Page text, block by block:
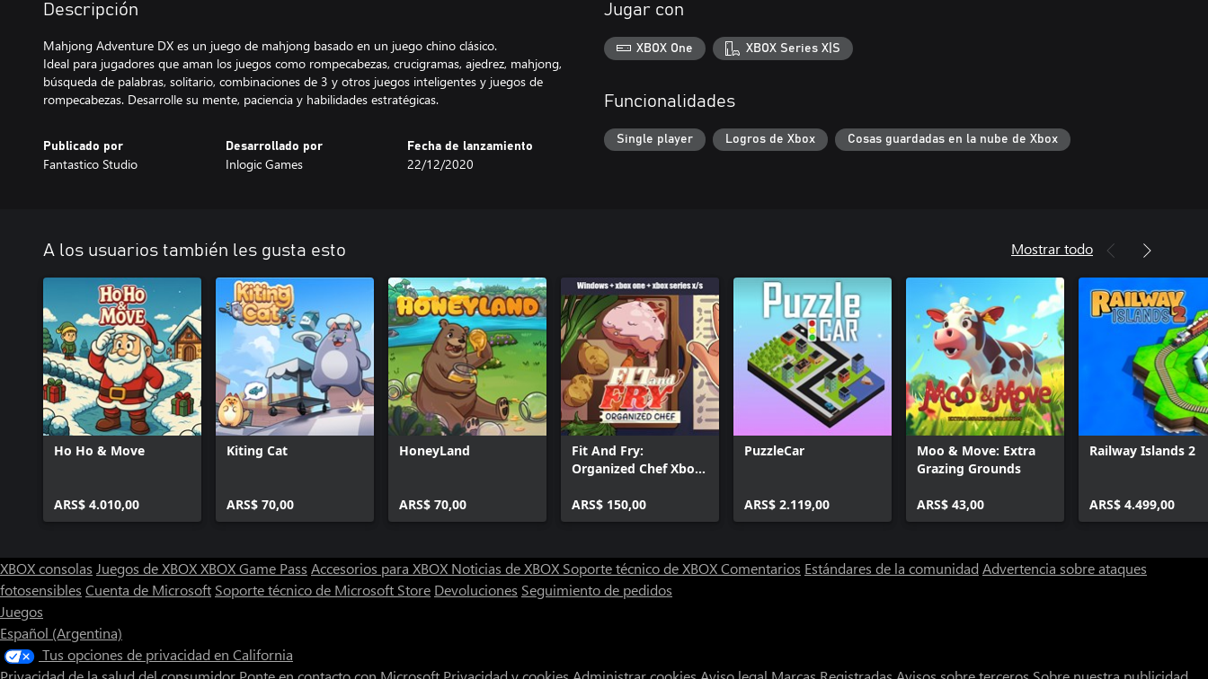
Descripción
Mahjong Adventure DX es un juego de mahjong basado en un juego chino clásico.
Ideal para jugadores que aman los juegos como rompecabezas, crucigramas, ajedrez, mahjong,
búsqueda de palabras, solitario, combinaciones de 3 y otros juegos inteligentes y juegos de
rompecabezas. Desarrolle su mente, paciencia y habilidades estratégicas.
Publicado por
Fantastico Studio
Desarrollado por
Inlogic Games
Fecha de lanzamiento
22/12/2020
Jugar con
XBOX One XBOX Series X|S
Funcionalidades
Single player Logros de Xbox Cosas guardadas en la nube de Xbox
A los usuarios también les gusta esto Mostrar todo
Ho Ho & Move
ARS$ 4.010,00
Kiting Cat
ARS$ 70,00
HoneyLand
ARS$ 70,00
Fit And Fry:
Organized Chef Xbox
ARS$ 150,00
PuzzleCar
ARS$ 2.119,00
Moo & Move: Extra
Grazing Grounds
ARS$ 43,00
Railway Islands 2
ARS$ 4.499,00
XBOX consolas Juegos de XBOXXBOX Game Pass Accesorios para XBOX Noticias de XBOX Soporte técnico de XBOXComentarios Estándares de la comunidad Advertencia sobre ataques
fotosensibles Cuenta de Microsoft Soporte técnico de Microsoft Store Devoluciones Seguimiento de pedidos
Juegos
Español (Argentina)
Tus opciones de privacidad en California